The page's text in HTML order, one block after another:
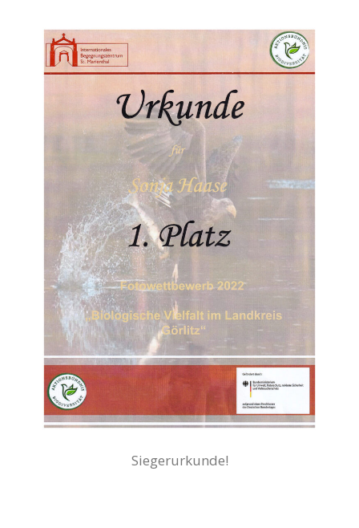
Siegerurkunde!